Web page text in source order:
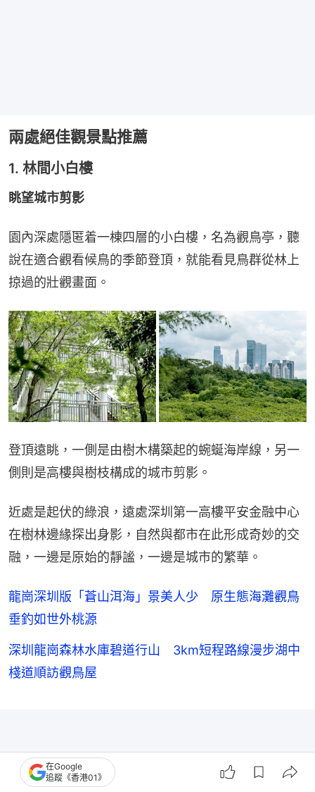
兩處絕佳觀景點推薦
1. 林間小白樓
眺望城市剪影
園內深處隱匿着一棟四層的小白樓，名為觀鳥亭，聽
說在適合觀看候鳥的季節登頂，就能看見鳥群從林上
掠過的壯觀畫面。
登頂遠眺，一側是由樹木構築起的蜿蜒海岸線，另一
側則是高樓與樹枝構成的城市剪影。
近處是起伏的綠浪，遠處深圳第一高樓平安金融中心
在樹林邊緣探出身影，自然與都市在此形成奇妙的交
融，一邊是原始的靜謐，一邊是城市的繁華。
龍崗深圳版「蒼山洱海」景美人少 原生態海灘觀鳥
垂釣如世外桃源
深圳龍崗森林水庫碧道行山 3km短程路線漫步湖中
棧道順訪觀鳥屋
在Google
追蹤《香港01》